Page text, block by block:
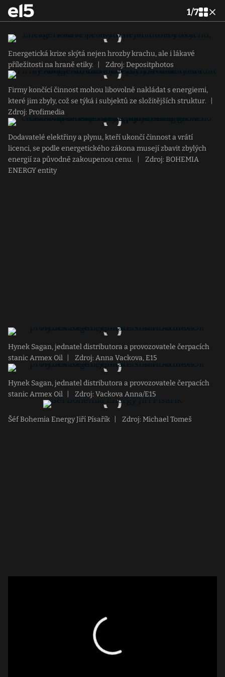
1/7
Energetická krize skýtá nejen hrozby krachu, ale i lákavé
příležitosti na hraně etiky.
Zdroj: Depositphotos
Firmy končící činnost mohou libovolně nakládat s energiemi,
které jim zbyly, což se týká i subjektů ze složitějších struktur.
Zdroj: Profimedia
Dodavatelé elektřiny a plynu, kteří ukončí činnost a vrátí
licenci, se podle energetického zákona musejí zbavit zbylých
energií za původně zakoupenou cenu.
Zdroj: BOHEMIA
ENERGY entity
Hynek Sagan, jednatel distributora a provozovatele čerpacích
stanic Armex Oil
Zdroj: Anna Vackova, E15
Hynek Sagan, jednatel distributora a provozovatele čerpacích
stanic Armex Oil
Zdroj: Vackova Anna/E15
Šéf Bohemia Energy Jiří Písařík Zdroj: Michael Tomeš